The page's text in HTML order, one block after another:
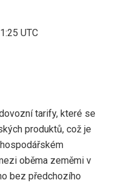
UTC
tarify, které se
produktů, což je
oběma zeměmi v
bez předchozího